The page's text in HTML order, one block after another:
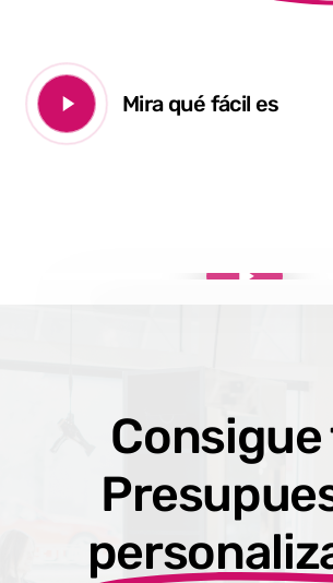
Reproducir
vídeo
Mira qué fácil es
Reproducir vídeo